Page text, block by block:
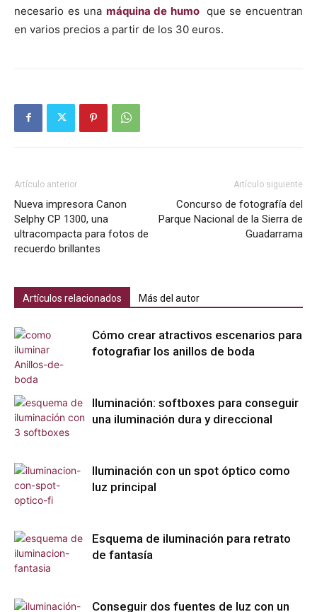
necesario es una máquina de humo que se encuentran
en varios precios a partir de los 30 euros.
Artículo anterior
Nueva impresora Canon
Selphy CP 1300, una
ultracompacta para fotos de
recuerdo brillantes
Artículo siguiente
Concurso de fotografía del
Parque Nacional de la Sierra de
Guadarrama
Artículos relacionados Más del autor
Cómo crear atractivos escenarios para
fotografiar los anillos de boda
Iluminación: softboxes para conseguir
una iluminación dura y direccional
Iluminación con un spot óptico como
luz principal
Esquema de iluminación para retrato
de fantasía
Conseguir dos fuentes de luz con un